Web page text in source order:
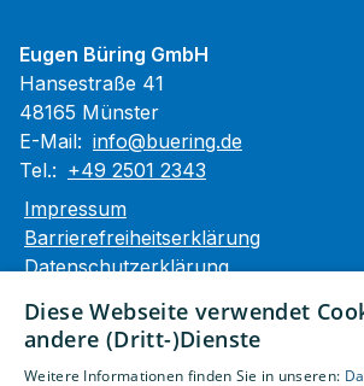
Eugen Büring GmbH
Hansestraße 41
48165 Münster
E-Mail: info@buering.de
Tel.: +49 2501 2343
Impressum
Barrierefreiheitserklärung
Datenschutzerklärung
Unsere Bereiche
Diese Webseite verwendet
andere (Dritt-)Dienste
Weitere Informationen finden Sie in unseren: